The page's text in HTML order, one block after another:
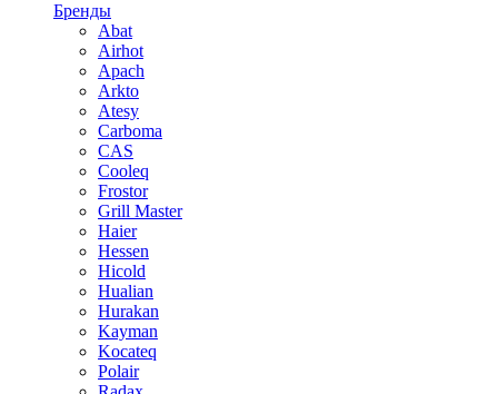
Бренды
Abat
Airhot
Apach
Arkto
Atesy
Carboma
CAS
Cooleq
Frostor
Grill Master
Haier
Hessen
Hicold
Hualian
Hurakan
Kayman
Kocateq
Polair